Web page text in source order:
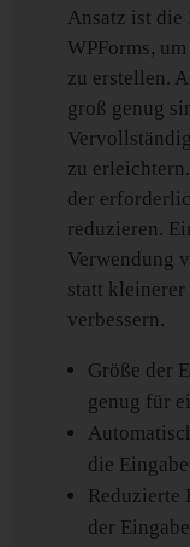
Ansatz ist die
WPForms,
zu erstellen.
groß genug
zu
der
reduzieren.
Verwendung
statt
verbessern.
Größe der
genug für
die
Reduzierte
der